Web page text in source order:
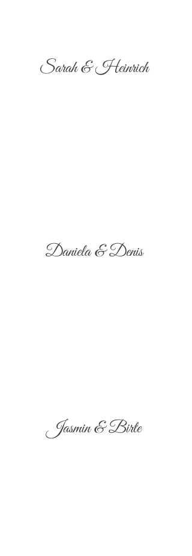
Sarah & Heinrich
Daniela & Denis
Jasmin & Birte